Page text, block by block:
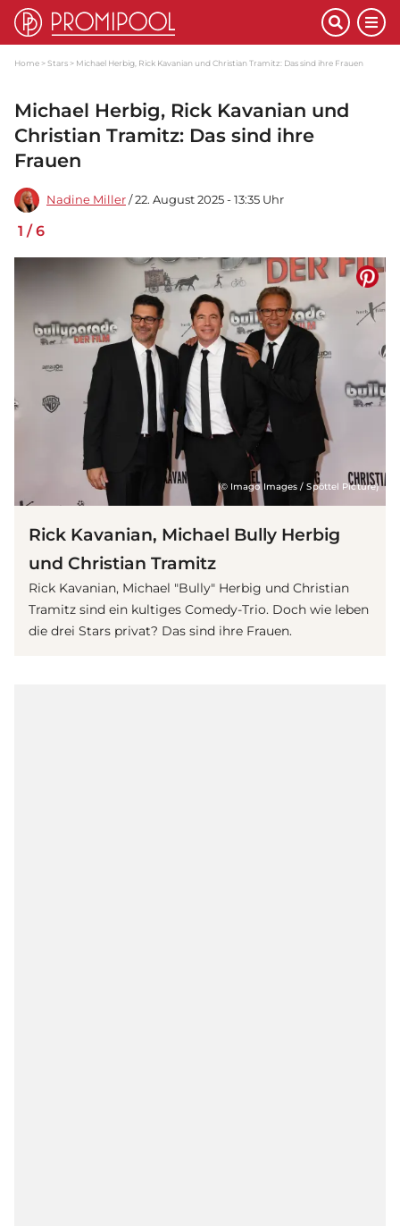
Home Stars Michael Herbig, Rick Kavanian und Christian Tramitz: Das sind ihre Frauen
Michael Herbig, Rick Kavanian und
Christian Tramitz: Das sind ihre
Frauen
Nadine Miller / 22. August 2025 - 13:35 Uhr
1 /6
(© Imago Images / Spöttel Picture)
Rick Kavanian, Michael Bully Herbig
und Christian Tramitz
Rick Kavanian, Michael "Bully" Herbig und Christian
Tramitz sind ein kultiges Comedy-Trio. Doch wie leben
die drei Stars privat? Das sind ihre Frauen.